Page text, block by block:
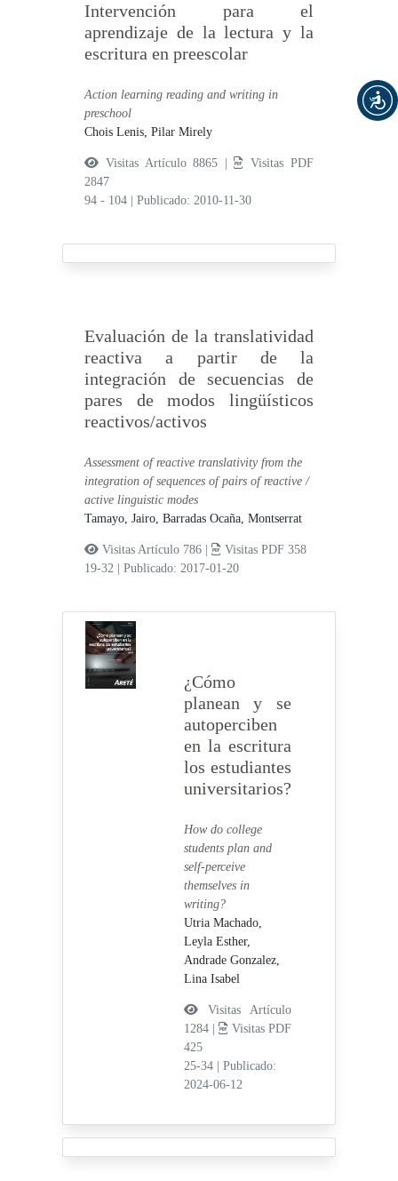
Intervención para el
aprendizaje de la lectura y la
escritura en preescolar
Action learning reading and writing in
preschool
Chois Lenis, Pilar Mirely
Visitas Artículo 8865 |
Visitas PDF
2847
94 - 104
|Publicado: 2010-11-30
Evaluación de la translatividad
reactiva a partir de la
integración de secuencias de
pares de modos lingüísticos
reactivos/activos
Assessment of reactive translativity from the
integration of sequences of pairs of reactive /
active linguistic modes
Tamayo, Jairo,Barradas Ocaña, Montserrat
Visitas Artículo 786 |
Visitas PDF 358
19-32
|Publicado: 2017-01-20
¿Cómo
planean y se
autoperciben
en la escritura
los estudiantes
universitarios?
How do college
students plan and
self-perceive
themselves in
writing?
Utria Machado,
Leyla Esther,
Andrade Gonzalez,
Lina Isabel
Visitas Artículo
1284 |
Visitas PDF
425
25-34
Publicado:
2024-06-12